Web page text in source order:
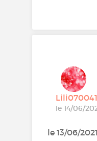
le 14/06/
le 13/06/